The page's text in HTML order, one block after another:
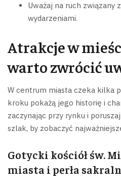
Uważaj na ruch związany
wydarzeniami.
Atrakcje w
warto zwrócić
W centrum miasta czeka kilka
kroku pokażą jego historię i
zaczynając przy rynku i
szlak, by zobaczyć
Gotycki kościół św.
miasta i perła